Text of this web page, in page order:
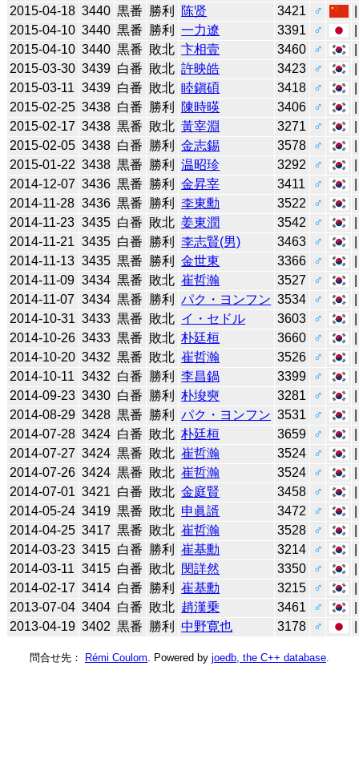
2015-04-18 3440 黒番 勝利 陈贤 3421 ♂
2015-04-10 3440 黒番 勝利 一力遼 3391 ♂
2015-04-10 3440 黒番 敗北 卞相壹 3460 ♂
2015-03-30 3439 白番 敗北 許映皓 3423 ♂
2015-03-11 3439 白番 敗北 睦鎭碩 3418 ♂
2015-02-25 3438 白番 勝利 陳時暎 3406 ♂
2015-02-17 3438 黒番 敗北 黃宰淵 3271 ♂
2015-02-05 3438 白番 勝利 金志錫 3578 ♂
2015-01-22 3438 黒番 勝利 温昭珍 3292 ♂
2014-12-07 3436 黒番 勝利 金昇宰 3411 ♂
2014-11-28 3436 黒番 勝利 李東勳 3522 ♂
2014-11-23 3435 白番 敗北 姜東潤 3542 ♂
2014-11-21 3435 白番 勝利 李志賢(男) 3463 ♂
2014-11-13 3435 黒番 勝利 金世東 3366 ♂
2014-11-09 3434 黒番 敗北 崔哲瀚 3527 ♂
2014-11-07 3434 黒番 勝利 パク・ヨンフン 3534 ♂
2014-10-31 3433 黒番 敗北 イ・セドル 3603 ♂
2014-10-26 3433 黒番 敗北 朴廷桓 3660 ♂
2014-10-20 3432 黒番 敗北 崔哲瀚 3526 ♂
2014-10-11 3432 白番 勝利 李昌鍋 3399 ♂
2014-09-23 3430 白番 勝利 朴埈奭 3281 ♂
2014-08-29 3428 黒番 勝利 パク・ヨンフン 3531 ♂
2014-07-28 3424 白番 敗北 朴廷桓 3659 ♂
2014-07-27 3424 黒番 敗北 崔哲瀚 3524 ♂
2014-07-26 3424 黒番 敗北 崔哲瀚 3524 ♂
2014-07-01 3421 白番 敗北 金庭賢 3458 ♂
2014-05-24 3419 黒番 敗北 申眞諝 3472 ♂
2014-04-25 3417 黒番 敗北 崔哲瀚 3528 ♂
2014-03-23 3415 白番 勝利 崔基勳 3214 ♂
2014-03-11 3415 白番 敗北 閔詳然 3350 ♂
2014-02-17 3414 白番 勝利 崔基勳 3215 ♂
2013-07-04 3404 白番 敗北 趙漢乗 3461 ♂
2013-04-19 3402 黒番 勝利 中野寛也 3178 ♂
問合せ先： Rémi Coulom . Powered by joedb, the C++ database